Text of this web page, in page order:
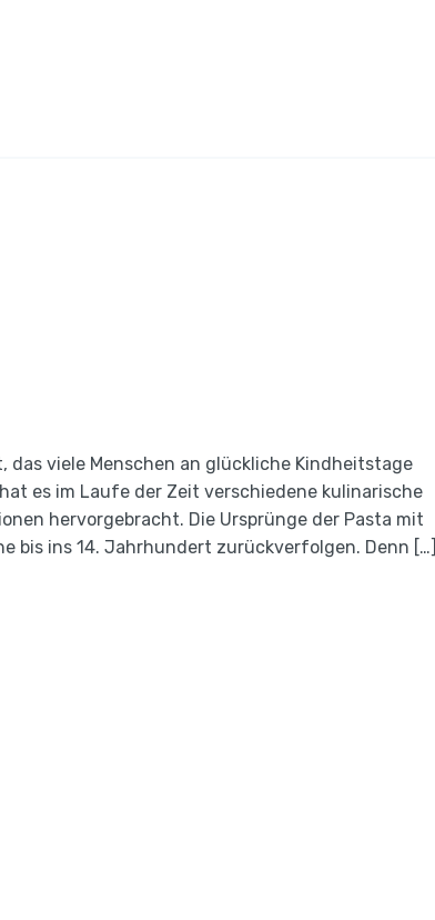
das viele Menschen an glückliche Kindheitstage
es im Laufe der Zeit verschiedene kulinarische
hervorgebracht. Die Ursprünge der Pasta mit
bis ins 14. Jahrhundert zurückverfolgen. Denn […]